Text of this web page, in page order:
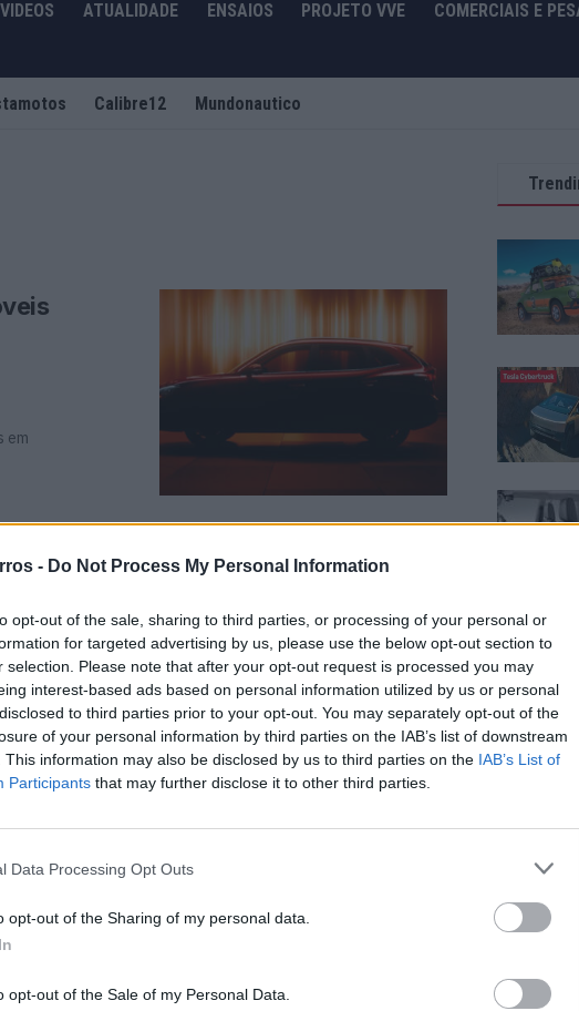
- Do Not Process My Personal Information
opt-out of the sale, sharing to third parties, or processing of your personal or
for targeted advertising by us, please use the below opt-out section to
selection. Please note that after your opt-out request is processed you may
interest-based ads based on personal information utilized by us or personal
to third parties prior to your opt-out. You may separately opt-out of the
of your personal information by third parties on the IAB’s list of downstream
This information may also be disclosed by us to third parties on the IAB’s List of
Participants that may further disclose it to other third parties.
Data Processing Opt Outs
opt-out of the Sharing of my personal data.
opt-out of the Sale of my Personal Data.
VIDEOS ATUALIDADE ENSAIOS PROJETO VVE COMERCIAIS E
Calibre12 Mundonautico
em
na zona
para
condutores que